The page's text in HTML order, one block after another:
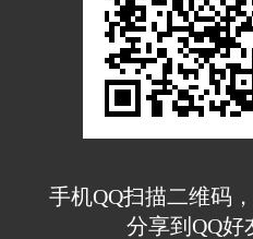
手机QQ扫描二维码
分享到QQ好